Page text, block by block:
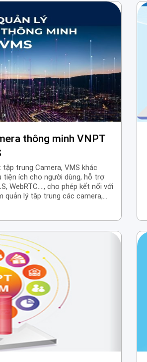
thông minh VNPT
trung Camera, VMS khác
tiện ích cho người dùng, hỗ trợ
WebRTC…., cho phép kết nối với
quản lý tập trung các camera,